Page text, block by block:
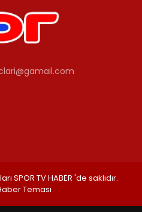
SPOR TV HABER 'de saklıdır.
Teması